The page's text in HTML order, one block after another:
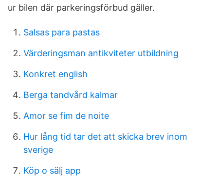
ur bilen där parkeringsförbud gäller.
Salsas para pastas
Värderingsman antikviteter utbildning
Konkret english
Berga tandvård kalmar
Amor se fim de noite
Hur lång tid tar det att skicka brev inom
sverige
Köp o sälj app